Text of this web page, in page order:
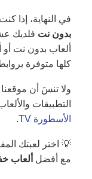
في النهاية، إذا
بدون نت فلديك
ألعاب بدون نت أو
كلها متوفرة
ولا تنسَ أن
التطبيقات
الأسطورة TV
.
💡 اختر لعبتك
مع أفضل ألعاب